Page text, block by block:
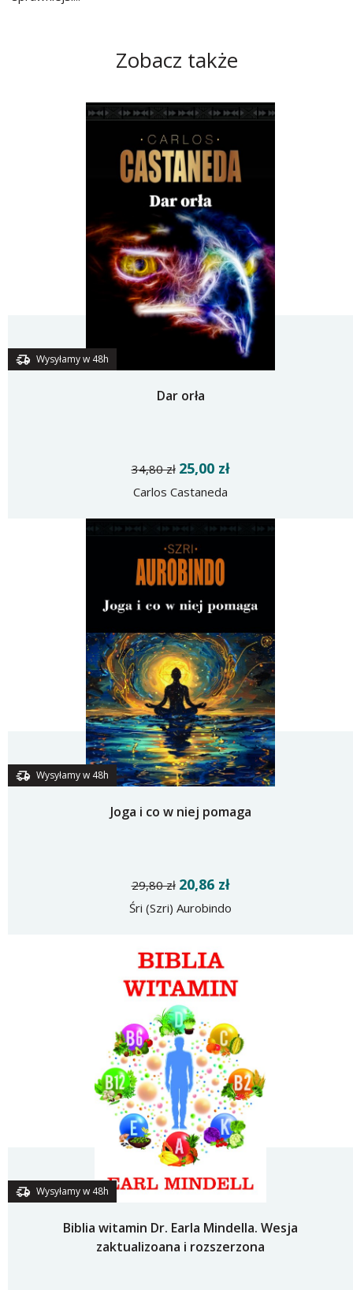
Zobacz także
Wysyłamy w 48h
Dar orła
34,80 zł 25,00 zł
Carlos Castaneda
Wysyłamy w 48h
Joga i co w niej pomaga
29,80 zł 20,86 zł
Śri (Szri) Aurobindo
Wysyłamy w 48h
Biblia witamin Dr. Earla Mindella. Wesja
zaktualizoana i rozszerzona